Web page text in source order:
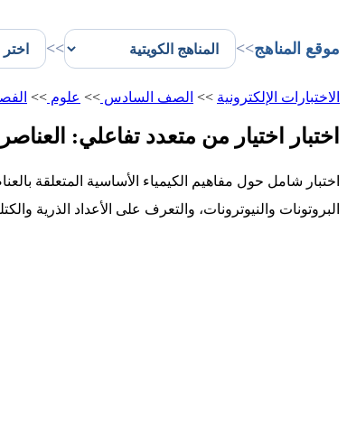
موقع المناهج>>
>>
الاختبارات الإلكترونية >> الصف السادس >> علوم >>
اختبار اختيار من متعدد تفاعلي:
اختبار شامل حول مفاهيم الكيمياء الأساسية المتعلقة
البروتونات والنيوترونات، والتعرف على الأعداد الذرية